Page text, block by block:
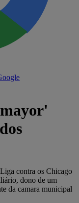
contra os Chicago
dono de um
da camara municipal